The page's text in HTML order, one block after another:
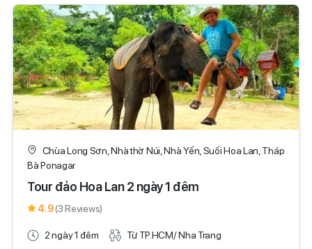
Chùa Long Sơn, Nhà thờ Núi, Nhà Yến, Suối Hoa Lan, Tháp
Bà Ponagar
Tour đảo Hoa Lan 2 ngày 1 đêm
4.9(3 Reviews)
2 ngày 1 đêm
Từ TP.HCM/ Nha Trang